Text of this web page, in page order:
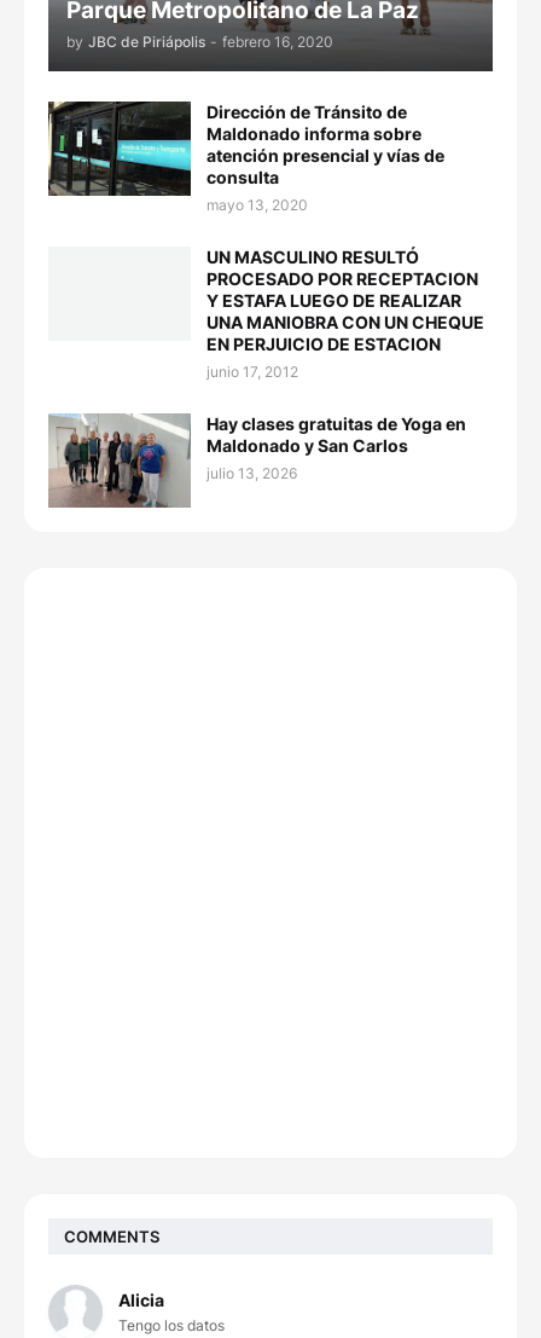
Parque Metropolitano de La Paz
by JBC de Piriápolis - febrero 16, 2020
Dirección de Tránsito de
Maldonado informa sobre
atención presencial y vías de
consulta
mayo 13, 2020
UN MASCULINO RESULTÓ
PROCESADO POR RECEPTACION
Y ESTAFA LUEGO DE REALIZAR
UNA MANIOBRA CON UN CHEQUE
EN PERJUICIO DE ESTACION
junio 17, 2012
Hay clases gratuitas de Yoga en
Maldonado y San Carlos
julio 13, 2026
COMMENTS
Alicia
Tengo los datos